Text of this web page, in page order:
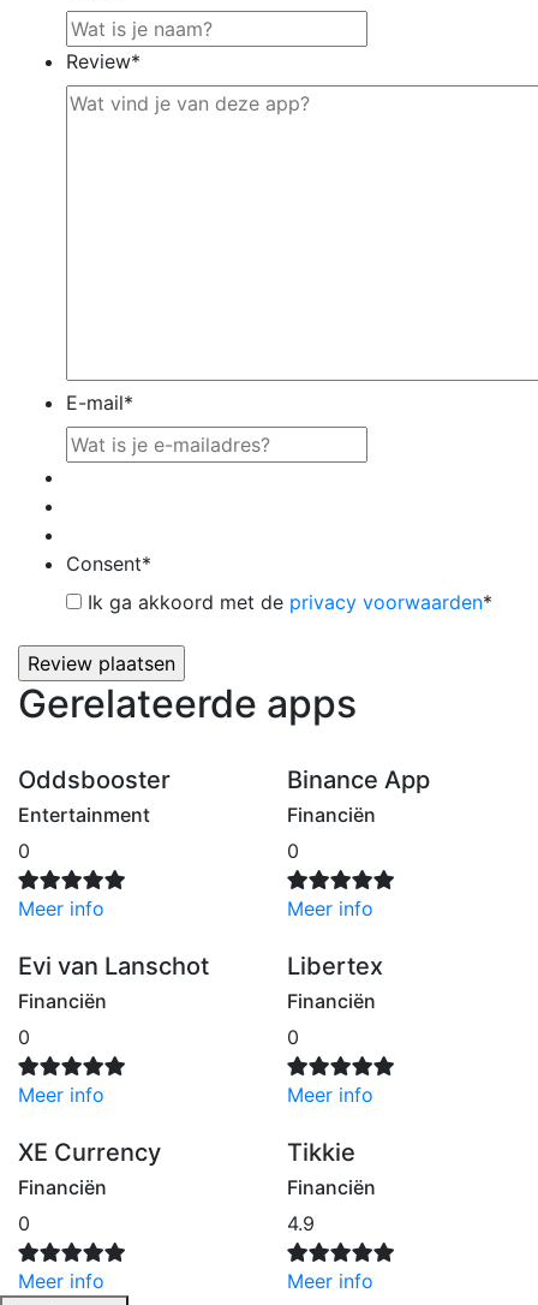
Review*
E-mail*
Consent*
Ik ga akkoord met de privacy voorwaarden*
Gerelateerde apps
Oddsbooster
Entertainment
0
Meer info
Binance App
Financiën
0
Meer info
Evi van Lanschot
Financiën
0
Meer info
Libertex
Financiën
0
Meer info
XE Currency
Financiën
0
Meer info
Tikkie
Financiën
4.9
Meer info